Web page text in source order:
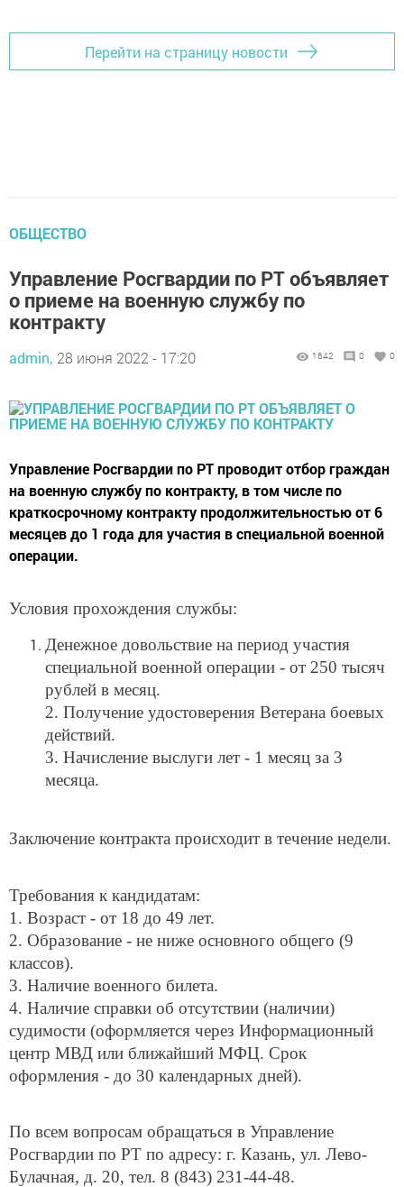
Перейти на страницу новости
ОБЩЕСТВО
Управление Росгвардии по РТ объявляет
о приеме на военную службу по
контракту
admin, 28 июня 2022 - 17:20 1642 0 0
Управление Росгвардии по РТ проводит отбор граждан
на военную службу по контракту, в том числе по
краткосрочному контракту продолжительностью от 6
месяцев до 1 года для участия в специальной военной
операции.
Условия прохождения службы:
Денежное довольствие на период участия
специальной военной операции - от 250 тысяч
рублей в месяц.
2. Получение удостоверения Ветерана боевых
действий.
3. Начисление выслуги лет - 1 месяц за 3
месяца.
Заключение контракта происходит в течение недели.
Требования к кандидатам:
1. Возраст - от 18 до 49 лет.
2. Образование - не ниже основного общего (9
классов).
3. Наличие военного билета.
4. Наличие справки об отсутствии (наличии)
судимости (оформляется через Информационный
центр МВД или ближайший МФЦ. Срок
оформления - до 30 календарных дней).
По всем вопросам обращаться в Управление
Росгвардии по РТ по адресу: г. Казань, ул. Лево-
Булачная, д. 20, тел. 8 (843) 231-44-48.